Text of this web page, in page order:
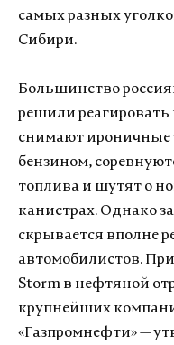
самых разных
Сибири.
Большинство
решили
снимают ироничные
бензином,
топлива и шутят о
канистрах. Однако
скрывается вполне
автомобилистов.
Storm в нефтяной
крупнейших
«Газпромнефти» —